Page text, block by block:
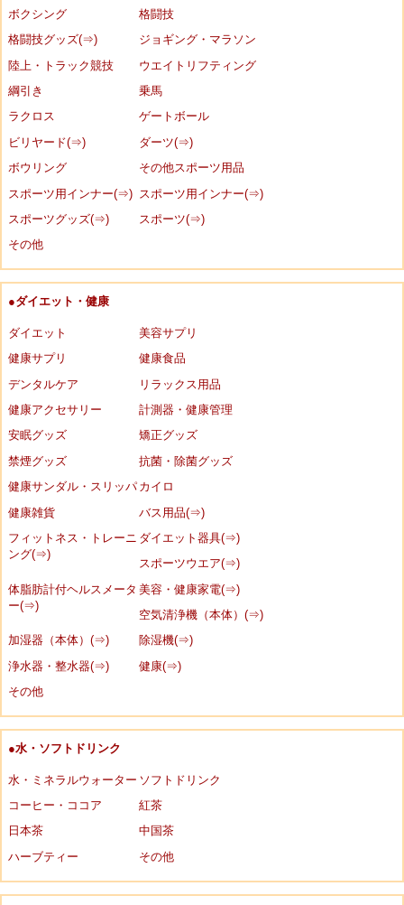
ボクシング
格闘技
格闘技グッズ(⇒)
ジョギング・マラソン
陸上・トラック競技
ウエイトリフティング
綱引き
乗馬
ラクロス
ゲートボール
ビリヤード(⇒)
ダーツ(⇒)
ボウリング
その他スポーツ用品
スポーツ用インナー(⇒)
スポーツ用インナー(⇒)
スポーツグッズ(⇒)
スポーツ(⇒)
その他
●ダイエット・健康
ダイエット
美容サプリ
健康サプリ
健康食品
デンタルケア
リラックス用品
健康アクセサリー
計測器・健康管理
安眠グッズ
矯正グッズ
禁煙グッズ
抗菌・除菌グッズ
健康サンダル・スリッパ カイロ
健康雑貨
バス用品(⇒)
フィットネス・トレーニ
ング(⇒)
ダイエット器具(⇒)
スポーツウエア(⇒)
体脂肪計付ヘルスメータ
ー(⇒)
美容・健康家電(⇒)
空気清浄機（本体）(⇒)
加湿器（本体）(⇒)
除湿機(⇒)
浄水器・整水器(⇒)
健康(⇒)
その他
●水・ソフトドリンク
水・ミネラルウォーター ソフトドリンク
コーヒー・ココア
紅茶
日本茶
中国茶
ハーブティー
その他